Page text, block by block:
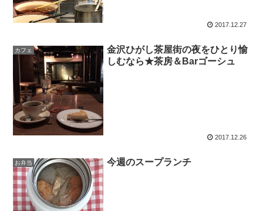
2017.12.27
カフェ
金沢ひがし茶屋街の夜をひとり愉
しむなら★茶房＆Barゴーシュ
2017.12.26
お弁当 今週のスープランチ